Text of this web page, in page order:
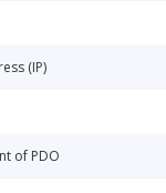
(IP)
of PDO